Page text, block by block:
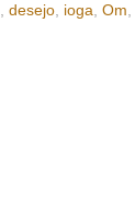
desejo ioga Om